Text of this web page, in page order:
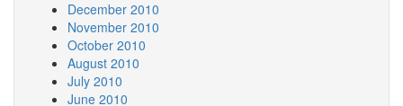
December 2010
November 2010
October 2010
August 2010
July 2010
June 2010